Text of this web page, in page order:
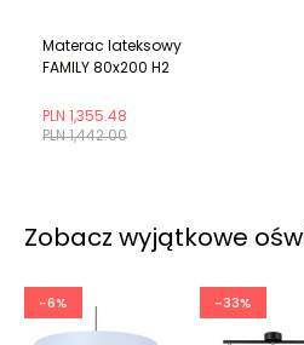
PLN 1,442.00
PLN 1,355.48
Materac lateksowy
FAMILY 80x200 H2
Zobacz wyjątkowe
-6% -33%